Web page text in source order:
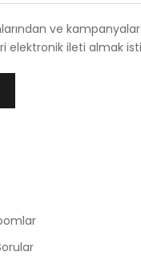
ve
elektronik ileti almak